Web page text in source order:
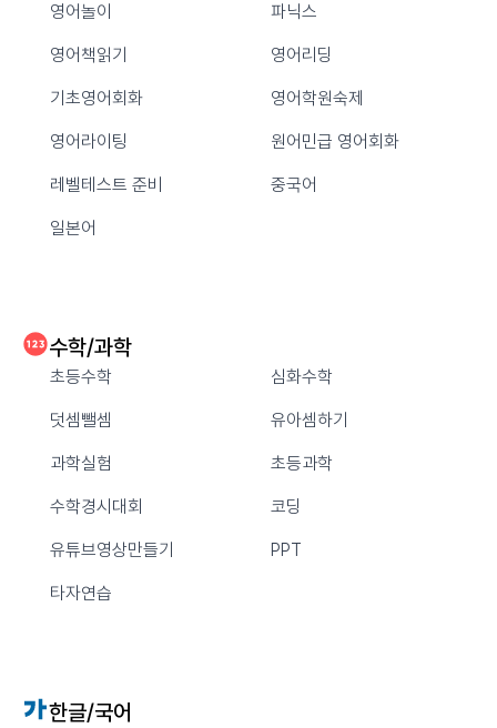
영어놀이 파닉스
영어책읽기 영어리딩
기초영어회화 영어학원숙제
영어라이팅 원어민급 영어회화
레벨테스트 준비 중국어
일본어
수학/과학
초등수학 심화수학
덧셈뺄셈 유아셈하기
과학실험 초등과학
수학경시대회 코딩
유튜브영상만들기 PPT
타자연습
한글/국어